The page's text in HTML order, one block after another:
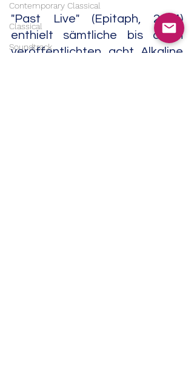
Contemporary Classical
Classical
Soundtrack
"Past Live" (Epitaph, 2014)
enthielt sämtliche bis dahin
veröffentlichten acht Alkaline